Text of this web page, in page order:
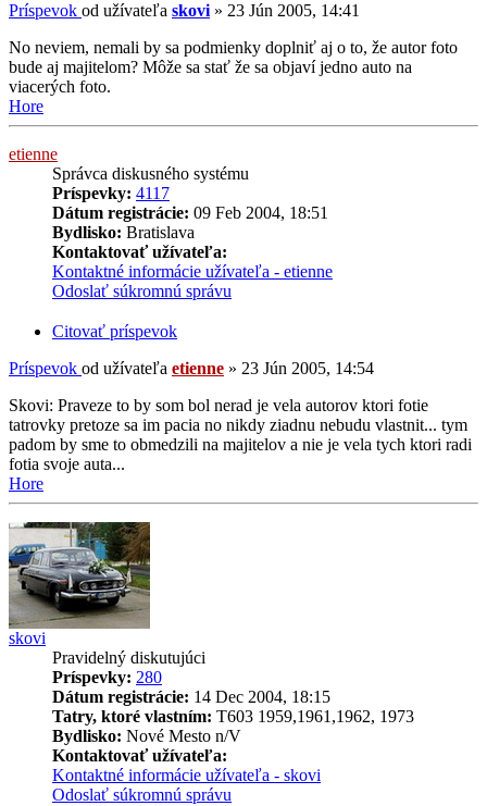
Príspevok od užívateľa skovi » 23 Jún 2005, 14:41
No neviem, nemali by sa podmienky doplniť aj o to, že autor foto
bude aj majitelom? Môže sa stať že sa objaví jedno auto na
viacerých foto.
Hore
etienne
Správca diskusného systému
Príspevky: 4117
Dátum registrácie: 09 Feb 2004, 18:51
Bydlisko: Bratislava
Kontaktovať užívateľa:
Kontaktné informácie užívateľa - etienne
Odoslať súkromnú správu
Citovať príspevok
Príspevok od užívateľa etienne » 23 Jún 2005, 14:54
Skovi: Praveze to by som bol nerad je vela autorov ktori fotie
tatrovky pretoze sa im pacia no nikdy ziadnu nebudu vlastnit... tym
padom by sme to obmedzili na majitelov a nie je vela tych ktori radi
fotia svoje auta...
Hore
skovi
Pravidelný diskutujúci
Príspevky: 280
Dátum registrácie: 14 Dec 2004, 18:15
Tatry, ktoré vlastním: T603 1959,1961,1962, 1973
Bydlisko: Nové Mesto n/V
Kontaktovať užívateľa:
Kontaktné informácie užívateľa - skovi
Odoslať súkromnú správu